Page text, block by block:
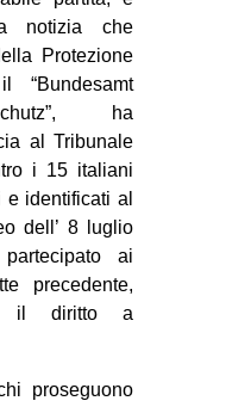
notizia che
Protezione
“Bundesamt
ha
al Tribunale
i 15 italiani
e identificati al
dell’ 8 luglio
ai
precedente,
il diritto a
proseguono